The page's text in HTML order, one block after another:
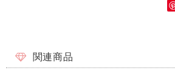
関連商品